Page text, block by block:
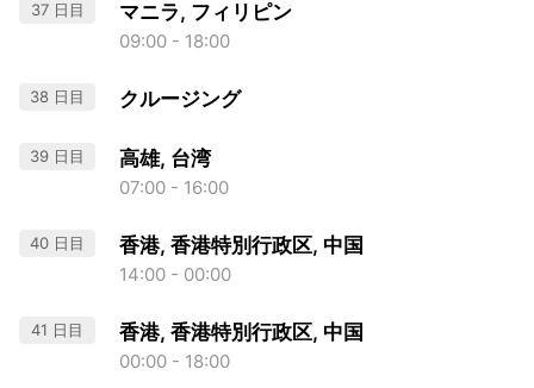
37 日目 マニラ, フィリピン
09:00 - 18:00
38 日目 クルージング
39 日目 高雄, 台湾
07:00 - 16:00
40 日目 香港, 香港特別行政区, 中国
14:00 - 00:00
41 日目 香港, 香港特別行政区, 中国
00:00 - 18:00